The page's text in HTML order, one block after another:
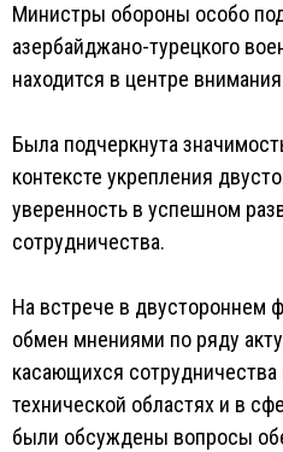
Министры обороны особо
азербайджано-турецкого
находится в центре
Была подчеркнута
контексте укрепления
уверенность в успешном
сотрудничества.
На встрече в двустороннем
обмен мнениями по ряду
касающихся
технической областях и в
были обсуждены вопросы